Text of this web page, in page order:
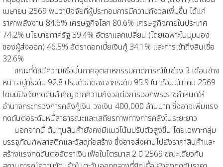
เมษายน 2569 พบว่าปัจจัยที่ผู้ประกอบการมีความกังวลเพิ่มขึ้น ได้แก่
ราคาพลังงาน 84.6% เศรษฐกิจโลก 80.6% เศรษฐกิจภายในประเทศ
74.2% นโยบายภาครัฐ 39.4% อัตราแลกเปลี่ยน (โดยเฉพาะในมุมมอง
ของผู้ส่งออก) 46.5% อัตราดอกเบี้ยเงินกู้ 34.1% และการเข้าถึงสินเชื่อ
32.6%
ขณะที่ดัชนีความเชื่อมั่นภาคอุตสาหกรรมคาดการณ์ในช่วง 3 เดือนข้าง
หน้า อยู่ที่ระดับ 92.8 ปรับตัวลดลงจากระดับ 95.9 ในเดือนมีนาคม 2569
โดยมีปัจจัยกดดันสำคัญจากความกังวลต่อการออกพระราชกำหนดให้
อำนาจกระทรวงการคลังกู้เงิน วงเงิน 400,000 ล้านบาท ซึ่งอาจเพิ่มแรง
กดดันต่อระดับหนี้สาธารณะและเสถียรภาพทางการคลังในระยะยาว
นอกจากนี้ ต้นทุนสินค้ายังคงมีแนวโน้มปรับตัวสูงขึ้น โดยเฉพาะกลุ่ม
บรรจุภัณฑ์พลาสติกและวัสดุก่อสร้าง ซึ่งอาจส่งผ่านไปยังราคาสินค้าและ
สร้างแรงกดดันต่ออัตราเงินเฟ้อในไตรมาส 2 ปี 2569 ขณะเดียวกัน